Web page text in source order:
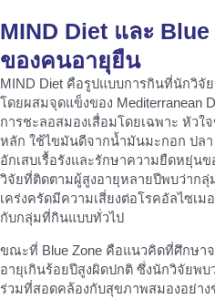
MIND Diet และ
ของคนอายุยืน
MIND Diet คือรูปแบบการกินที่นักวิจั
โดยผสมจุดแข็งของ Mediterranean
การชะลอสมองเสื่อมโดยเฉพาะ หัว
หลัก ใช้ไขมันดีจากน้ำมันมะกอก ปลา
อักเสบเรื้อรังและรักษาความยืดหยุ่น
วิจัยที่ติดตามผู้สูงอายุหลายปีพบว่ากลุ่
เคร่งครัดมีความเสี่ยงต่อโรคอัลไซเ
กับกลุ่มที่กินแบบทั่วไป
ขณะที่ Blue Zone คือแนวคิดที่ศึกษา
อายุเกินร้อยปีสูงผิดปกติ ซึ่งนักวิจัยพ
ร่วมที่สอดคล้องกับสุขภาพสมองอย่า